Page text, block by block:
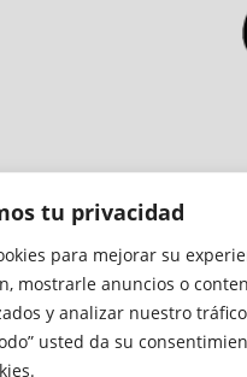
tu privacidad
para mejorar su
mostrarle anuncios o
y analizar nuestro
usted da su
de AccesibilidadMapa del Sitio